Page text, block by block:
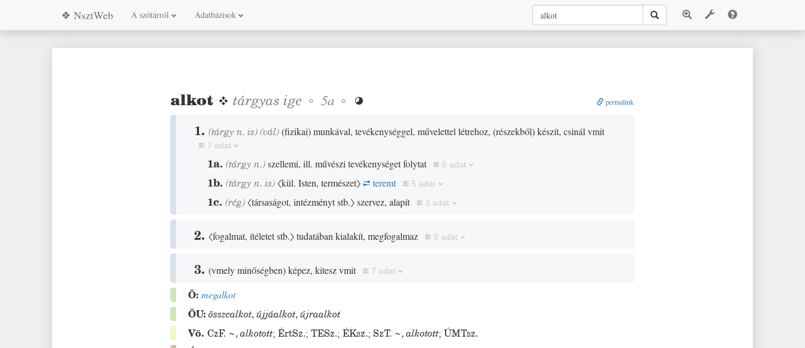
❖ NsztWeb A szótárról Adatbázisok
alkot ❖tárgyas ige ◦ 5a ◦  permalink
1.(tárgy n. is)(vál) (fizikai)munkával, tevékenységgel, művelettel létrehoz,(részekből)készít, csinál vmit
7 adat
1a.(tárgy n.) szellemi, ill. művészi tevékenységet folytat 5 adat
1b.(tárgy n. is) 〈kül. Isten, természet〉 teremt 5 adat
1c.(rég) 〈társaságot, intézményt stb.〉szervez, alapít 3 adat
2.〈fogalmat, ítéletet stb.〉tudatában kialakít, megfogalmaz 5 adat
3.(vmely minőségben)képez, kitesz vmit 7 adat
Ö: megalkot
ÖU: összealkot,újjáalkot,újraalkot
Vö.CzF. ~,alkotott;ÉrtSz.;TESz.;ÉKsz.;SzT. ~,alkotott;ÚMTsz.